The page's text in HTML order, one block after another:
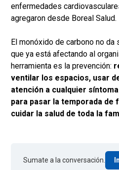
enfermedades
agregaron desde Boreal Salud.
El monóxido de carbono no
que ya está afectando al
herramienta es la prevención:
ventilar los espacios, usar
atención a cualquier
para pasar la temporada de
cuidar la salud de toda la
Sumate a la conversación.